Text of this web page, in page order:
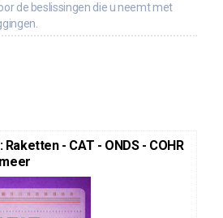
de beslissingen die u neemt met
- CAT - ONDS - COHR